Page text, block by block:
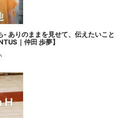
ありのままを見せて、伝えたいこと
｜仲田 歩夢】